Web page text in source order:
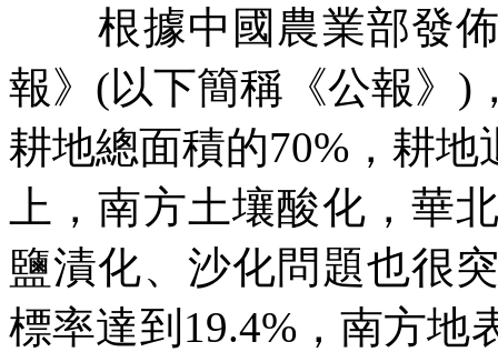
根據中國農業部發佈
報》 (以下簡稱《公報》 )
耕地總面積的70% ，耕
上，南方土壤酸化，華
鹽漬化、沙化問題也很
標率達到 19.4%，南方地